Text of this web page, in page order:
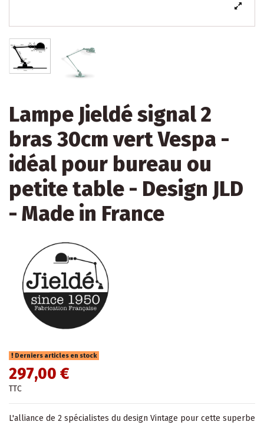
Lampe Jieldé signal 2
bras 30cm vert Vespa -
idéal pour bureau ou
petite table - Design JLD
- Made in France
Derniers articles en stock
297,00 €
TTC
L'alliance de 2 spécialistes du design Vintage pour cette superbe